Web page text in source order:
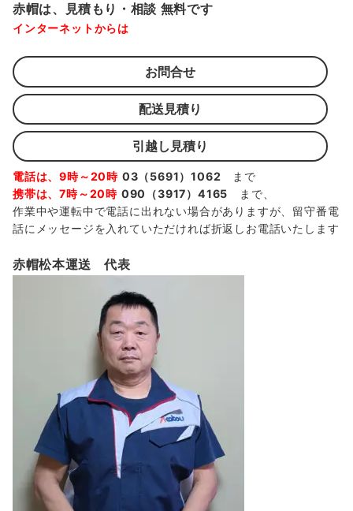
赤帽は、見積もり・相談 無料です
インターネットからは
お問合せ
配送見積り
引越し見積り
電話は、9時～20時 03（5691）1062 まで
携帯は、7時～20時 090（3917）4165 まで、
作業中や運転中で電話に出れない場合がありますが、留守番電
話にメッセージを入れていただければ折返しお電話いたします
赤帽松本運送 代表